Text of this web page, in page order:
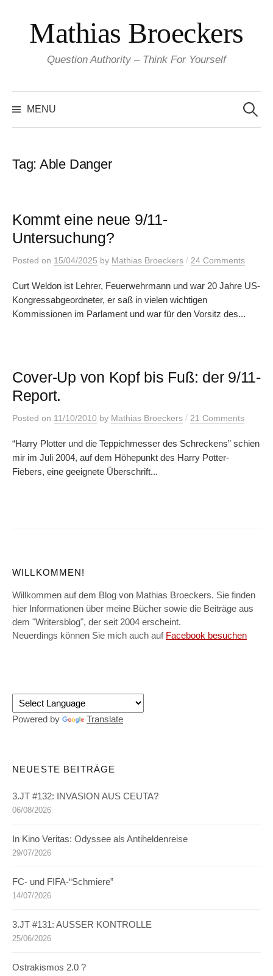
content
Mathias Broeckers
Question Authority – Think For Yourself
MENU
for:
Tag: Able Danger
Kommt eine neue 9/11-
Untersuchung?
Posted on 15/04/2025 by Mathias Broeckers / 24 Comments
Curt Weldon ist Lehrer, Feuerwehrmann und war 20 Jahre US-
Kongressabgeordneter, er saß in vielen wichtigen
Kommissionen im Parlament und war für den Vorsitz des...
Cover-Up von Kopf bis Fuß: der 9/11-
Report.
Posted on 11/10/2010 by Mathias Broeckers / 21 Comments
“Harry Plotter und die Teppichmesser des Schreckens” schien
mir im Juli 2004, auf dem Höhepunkt des Harry Potter-
Fiebers, eine geeignete Überschrift...
WILLKOMMEN!
Willkommen auf dem Blog von Mathias Broeckers. Sie finden
hier Informationen über meine Bücher sowie die Beiträge aus
dem "Writersblog", der seit 2004 erscheint.
Neuerdings können Sie mich auch auf Facebook besuchen
Powered by Translate
NEUESTE BEITRÄGE
3.JT #132: INVASION AUS CEUTA?
06/08/2026
In Kino Veritas: Odyssee als Antiheldenreise
29/07/2026
FC- und FIFA-“Schmiere”
14/07/2026
3.JT #131: AUSSER KONTROLLE
25/06/2026
Ostrakismos 2.0 ?